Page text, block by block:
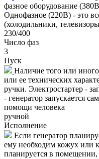
фазное оборудование
Однофазное (220В) - это
(холодильники,
230/400
Число фаз
3
Пуск
Наличие того или
или ее технических
ручки. Электростартер -
- генератор запускается
помощи человека
ручной
Исполнение
Если генератор
ему необходим кожух или
планируется в